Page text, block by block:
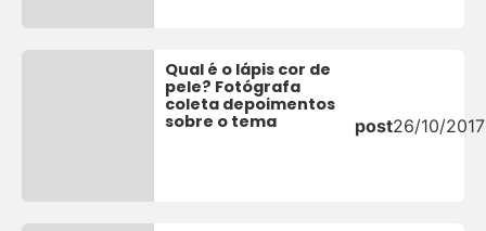
Qual é o lápis cor de
pele? Fotógrafa
coleta depoimentos
sobre o tema
post26/10/2017